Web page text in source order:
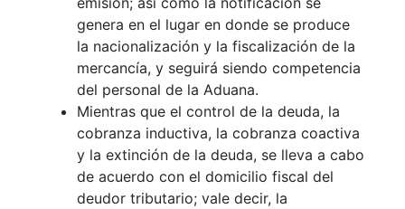
genera en el lugar en donde se produce
la nacionalización y la fiscalización de la
mercancía, y seguirá siendo competencia
del personal de la Aduana.
Mientras que el control de la deuda, la
cobranza inductiva, la cobranza coactiva
y la extinción de la deuda, se lleva a cabo
de acuerdo con el domicilio fiscal del
deudor tributario; vale decir, la